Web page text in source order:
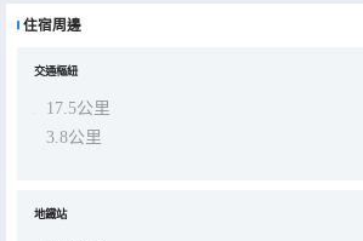
住宿周邊
交通樞紐
17.5公里
3.8公里
地鐵站